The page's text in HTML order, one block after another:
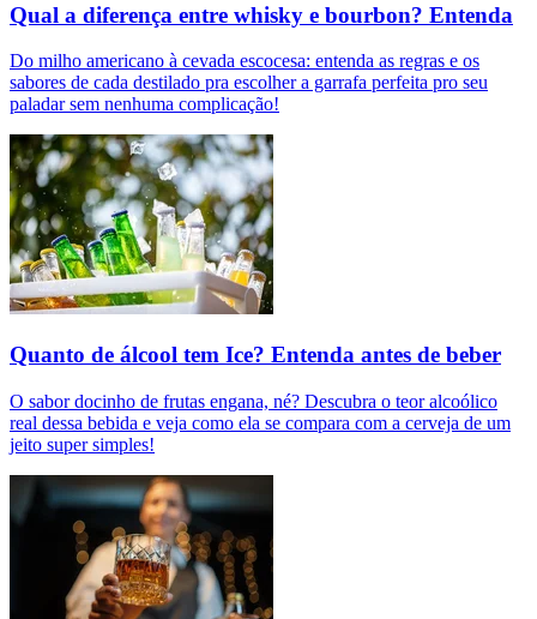
Qual a diferença entre whisky e bourbon? Entenda
Do milho americano à cevada escocesa: entenda as regras e os
sabores de cada destilado pra escolher a garrafa perfeita pro seu
paladar sem nenhuma complicação!
Quanto de álcool tem Ice? Entenda antes de beber
O sabor docinho de frutas engana, né? Descubra o teor alcoólico
real dessa bebida e veja como ela se compara com a cerveja de um
jeito super simples!